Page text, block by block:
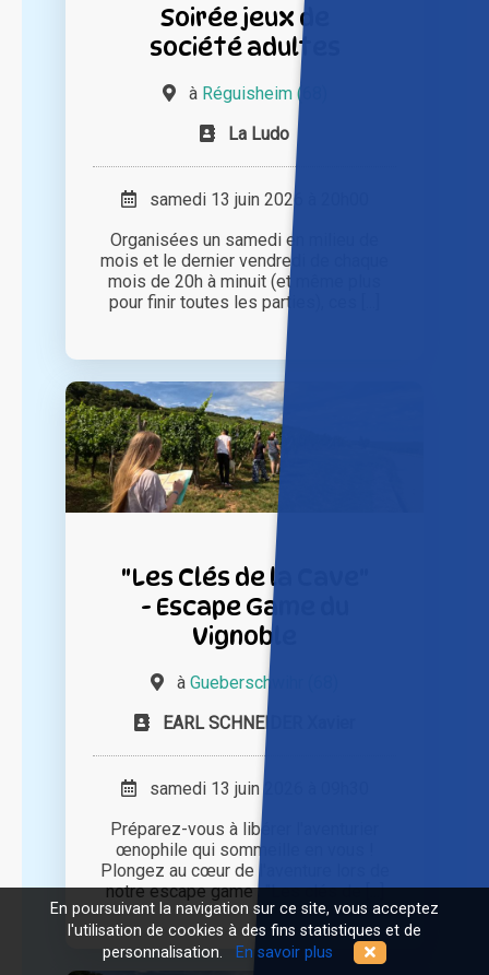
Soirée jeux de
société adultes
à Réguisheim (68)
La Ludo
samedi 13 juin 2026 à 20h00
Organisées un samedi en milieu de
mois et le dernier vendredi de chaque
mois de 20h à minuit (et même plus
pour finir toutes les parties), ces [...]
"Les Clés de la Cave"
- Escape Game du
Vignoble
à Gueberschwihr (68)
EARL SCHNEIDER Xavier
samedi 13 juin 2026 à 09h30
Préparez-vous à libérer l'aventurier
œnophile qui sommeille en vous !
Plongez au cœur de l'aventure lors de
notre escape game : "Les clés de [...]
En poursuivant la navigation sur ce site, vous acceptez
l'utilisation de cookies à des fins statistiques et de
personnalisation.
En savoir plus